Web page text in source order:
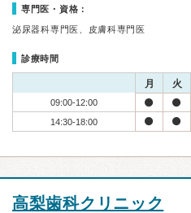
専門医・資格：
泌尿器科専門医、皮膚科専門医
診療時間
月 火
09:00-12:00
14:30-18:00
高梨歯科クリニック